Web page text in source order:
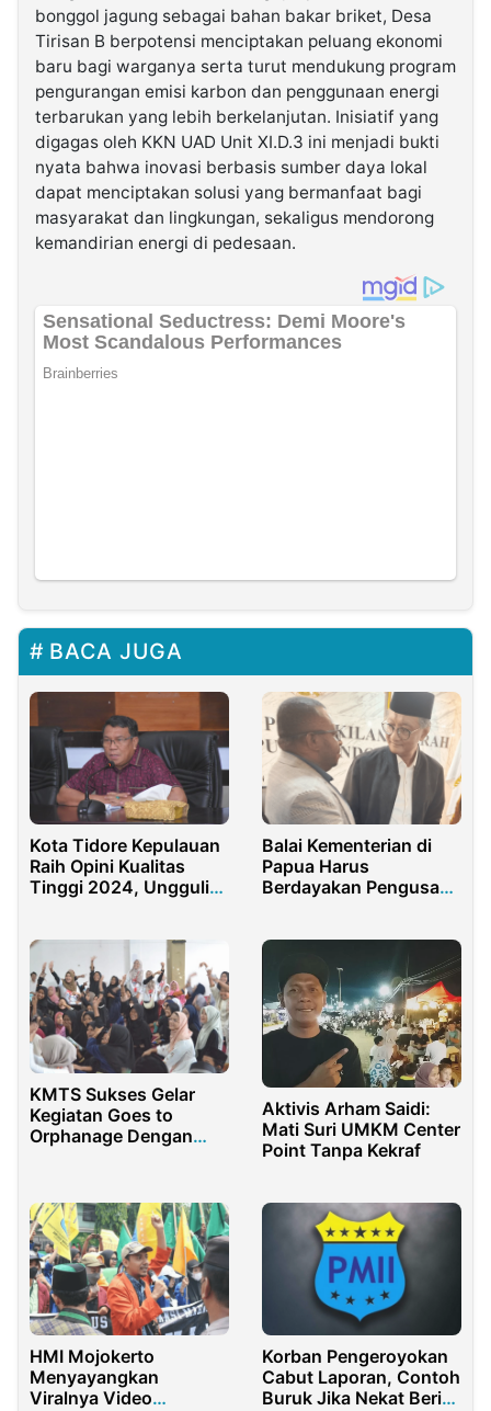
bonggol jagung sebagai bahan bakar briket, Desa
Tirisan B berpotensi menciptakan peluang ekonomi
baru bagi warganya serta turut mendukung program
pengurangan emisi karbon dan penggunaan energi
terbarukan yang lebih berkelanjutan. Inisiatif yang
digagas oleh KKN UAD Unit XI.D.3 ini menjadi bukti
nyata bahwa inovasi berbasis sumber daya lokal
dapat menciptakan solusi yang bermanfaat bagi
masyarakat dan lingkungan, sekaligus mendorong
kemandirian energi di pedesaan.
BACA JUGA
Kota Tidore Kepulauan
Raih Opini Kualitas
Tinggi 2024, Ungguli
Balai Kementerian di
Papua Harus
Berdayakan Pengusaha
KMTS Sukses Gelar
Kegiatan Goes to
Orphanage Dengan
Aktivis Arham Saidi:
Mati Suri UMKM Center
Point Tanpa Kekraf
HMI Mojokerto
Menyayangkan
Viralnya Video
Korban Pengeroyokan
Cabut Laporan, Contoh
Buruk Jika Nekat Beri